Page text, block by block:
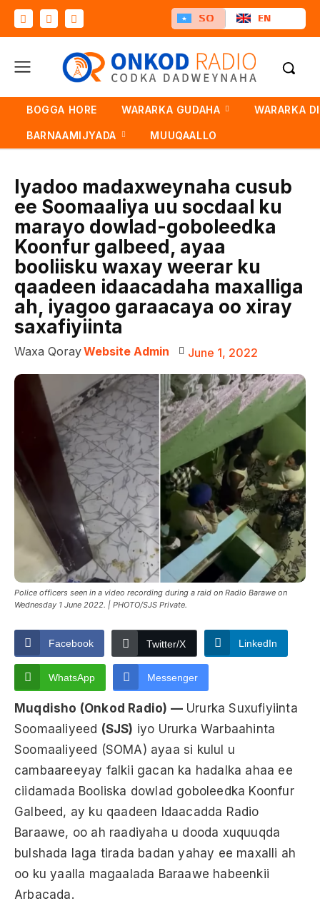
SO EN
BOGGA HORE WARARKA GUDAHA WARARKA
BARNAAMIJYADA MUUQAALLO
Iyadoo madaxweynaha cusub
ee Soomaaliya uu socdaal ku
marayo dowlad-goboleedka
Koonfur galbeed, ayaa
booliisku waxay weerar ku
qaadeen idaacadaha maxalliga
ah, iyagoo garaacaya oo xiray
saxafiyiinta
Waxa QorayWebsite Admin June 1, 2022
Police officers seen in a video recording during a raid on Radio Barawe on
Wednesday 1 June 2022. | PHOTO/SJS Private.
Facebook Twitter/X LinkedIn
WhatsApp Messenger
Muqdisho (Onkod Radio) —Ururka Suxufiyiinta
Soomaaliyeed (SJS) iyo Ururka Warbaahinta
Soomaaliyeed (SOMA) ayaa si kulul u
cambaareeyay falkii gacan ka hadalka ahaa ee
ciidamada Booliska dowlad goboleedka Koonfur
Galbeed, ay ku qaadeen Idaacadda Radio
Baraawe, oo ah raadiyaha u dooda xuquuqda
bulshada laga tirada badan yahay ee maxalli ah
oo ku yaalla magaalada Baraawe habeenkii
Arbacada.